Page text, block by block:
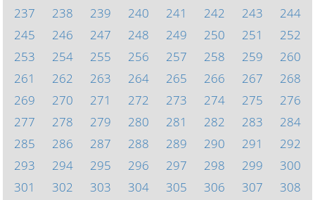
237
238 239 240 241 242 243
244
245
246 247 248 249 250 251
252
253
254 255 256 257 258 259
260
261
262 263 264 265 266 267
268
269
270 271 272 273 274 275
276
277
278 279 280 281 282 283
284
285
286 287 288 289 290 291
292
293
294 295 296 297 298 299
300
301
302 303 304 305 306 307
308